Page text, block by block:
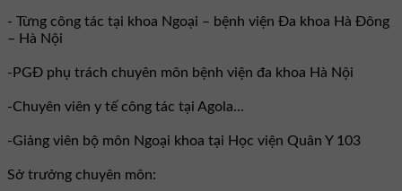
- Từng công tác tại khoa Ngoại – bệnh viện Đa khoa Hà Đông
– Hà Nội
-PGĐ phụ trách chuyên môn bệnh viện đa khoa Hà Nội
-Chuyên viên y tế công tác tại Agola...
-Giảng viên bộ môn Ngoại khoa tại Học viện Quân Y 103
Sở trưởng chuyên môn: